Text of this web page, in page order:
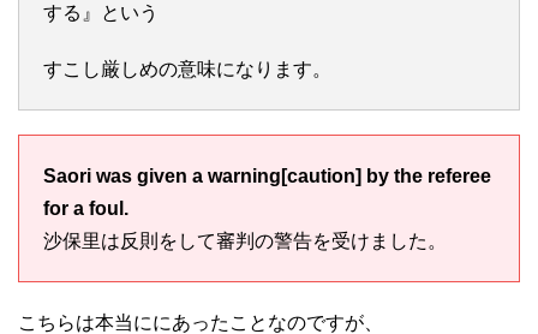
する』という
すこし厳しめの意味になります。
Saori was given a warning[caution] by the referee
for a foul.
沙保里は反則をして審判の警告を受けました。
こちらは本当ににあったことなのですが、